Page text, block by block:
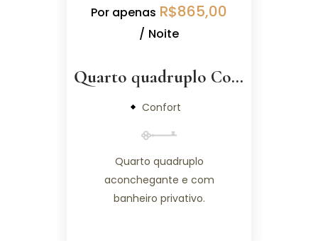
Por apenas R$865,00
Noite
Quarto quadruplo Confort
Confort
Quarto quadruplo
aconchegante e com
banheiro privativo.